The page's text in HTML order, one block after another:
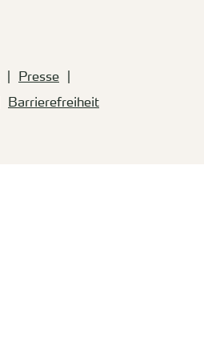
Presse
Barrierefreiheit